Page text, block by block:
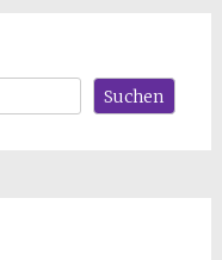
Suchen